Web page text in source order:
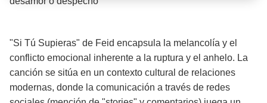
"Si Tú Supieras" de Feid encapsula la melancolía y el
conflicto emocional inherente a la ruptura y el anhelo. La
canción se sitúa en un contexto cultural de relaciones
modernas, donde la comunicación a través de redes